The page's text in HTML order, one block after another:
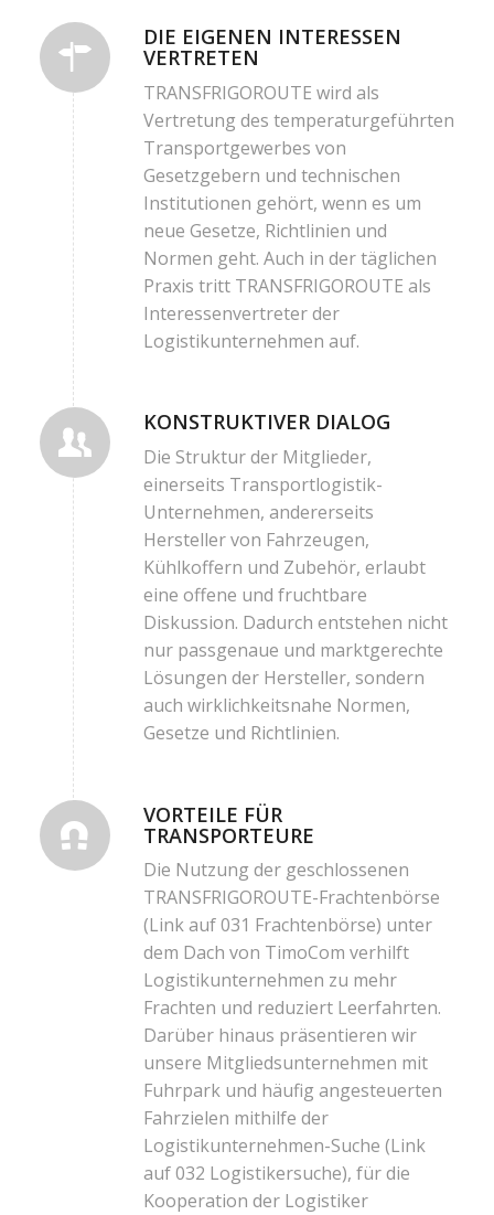
DIE EIGENEN INTERESSEN
VERTRETEN
TRANSFRIGOROUTE wird als
Vertretung des temperaturgeführten
Transportgewerbes von
Gesetzgebern und technischen
Institutionen gehört, wenn es um
neue Gesetze, Richtlinien und
Normen geht. Auch in der täglichen
Praxis tritt TRANSFRIGOROUTE als
Interessenvertreter der
Logistikunternehmen auf.
KONSTRUKTIVER DIALOG
Die Struktur der Mitglieder,
einerseits Transportlogistik-
Unternehmen, andererseits
Hersteller von Fahrzeugen,
Kühlkoffern und Zubehör, erlaubt
eine offene und fruchtbare
Diskussion. Dadurch entstehen nicht
nur passgenaue und marktgerechte
Lösungen der Hersteller, sondern
auch wirklichkeitsnahe Normen,
Gesetze und Richtlinien.
VORTEILE FÜR
TRANSPORTEURE
Die Nutzung der geschlossenen
TRANSFRIGOROUTE-Frachtenbörse
(Link auf 031 Frachtenbörse) unter
dem Dach von TimoCom verhilft
Logistikunternehmen zu mehr
Frachten und reduziert Leerfahrten.
Darüber hinaus präsentieren wir
unsere Mitgliedsunternehmen mit
Fuhrpark und häufig angesteuerten
Fahrzielen mithilfe der
Logistikunternehmen-Suche (Link
auf 032 Logistikersuche), für die
Kooperation der Logistiker